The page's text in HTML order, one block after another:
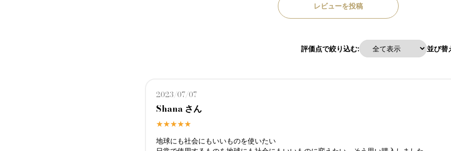
レビューを投稿
評価点で絞り込む: 並び替
2023/07/07
Shana さん
★★★★★
地球にも社会にもいいものを使いたい